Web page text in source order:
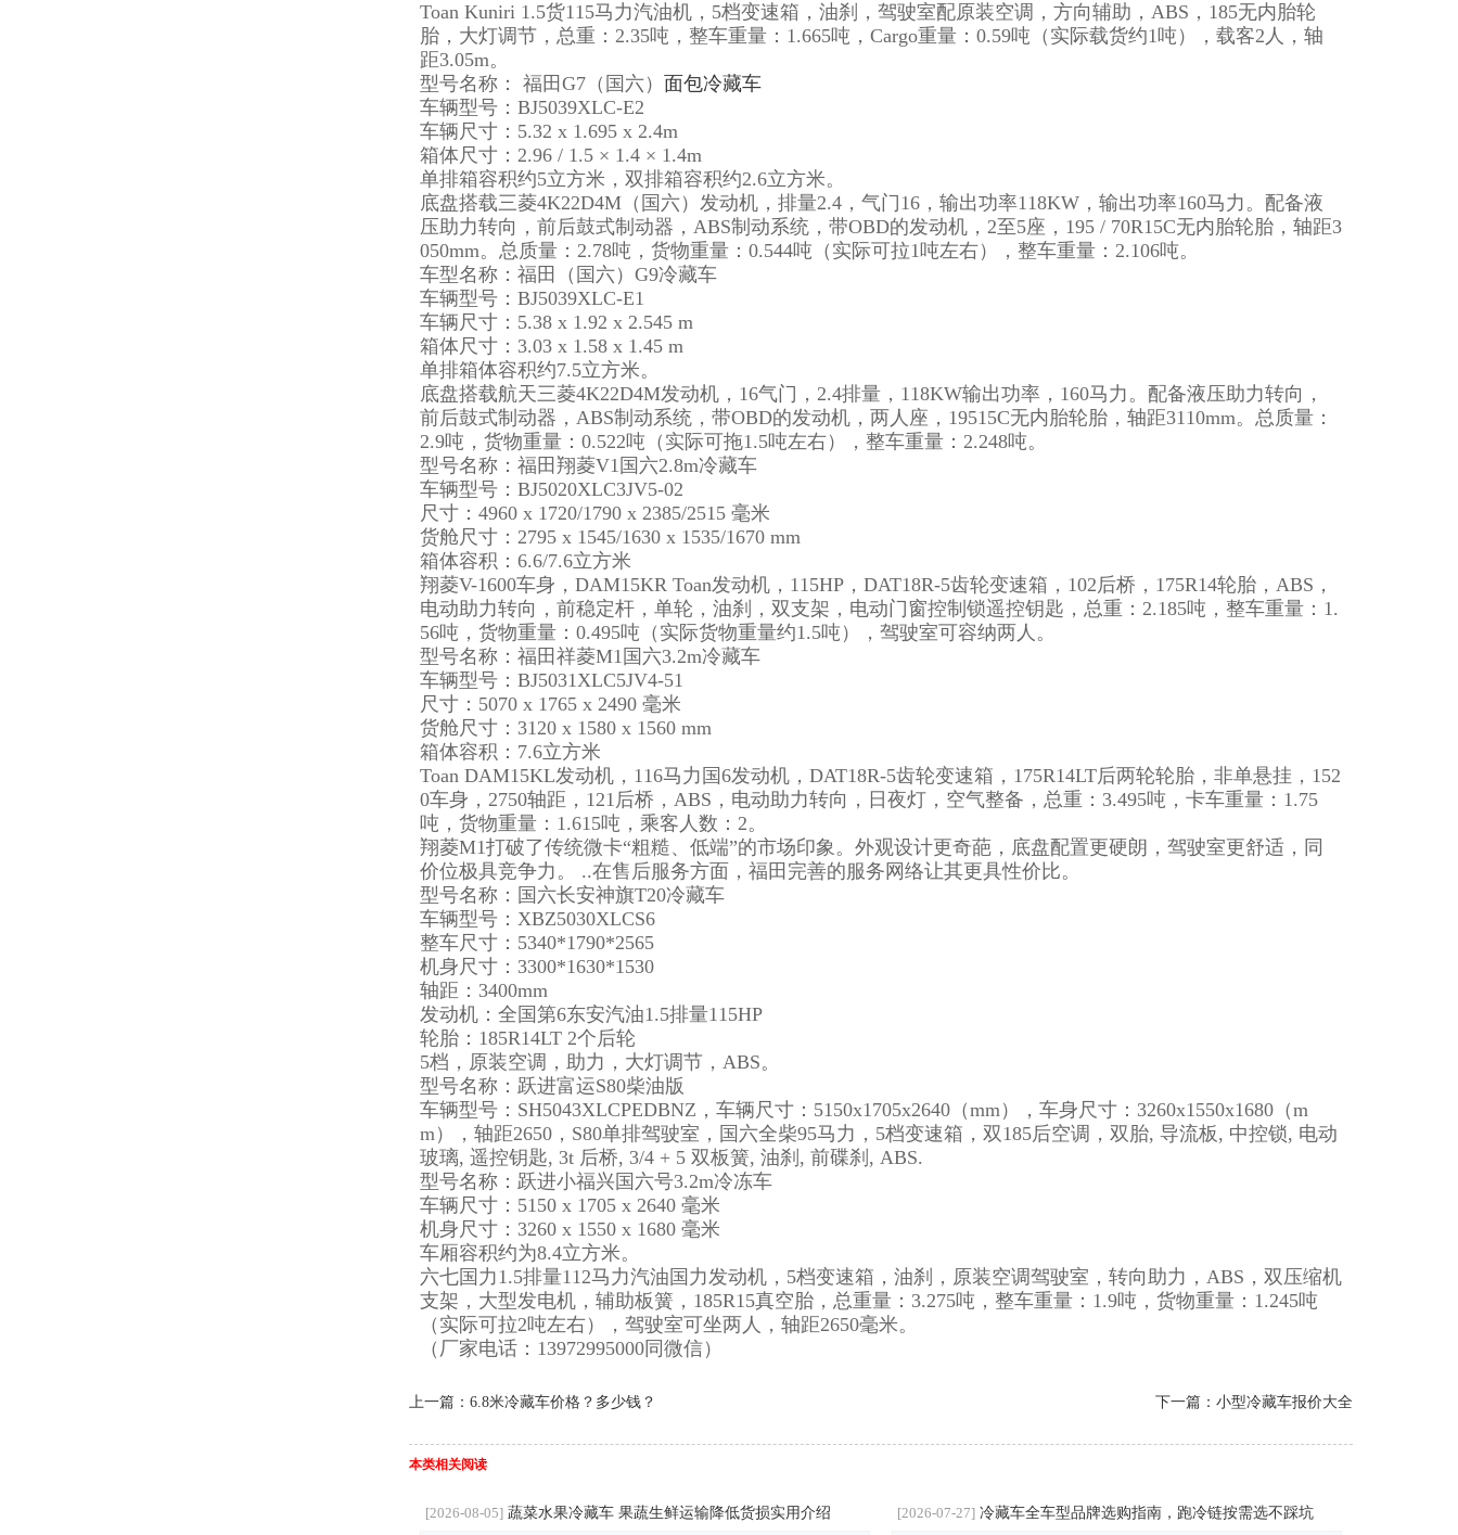
Toan Kuniri 1.5货115马力汽油机，5档变速箱，油刹，驾驶室配原装空调，方向辅助，ABS，185无内胎轮
胎，大灯调节，总重：2.35吨，整车重量：1.665吨，Cargo重量：0.59吨（实际载货约1吨），载客2人，轴
距3.05m。
型号名称： 福田G7（国六） 面包冷藏车
车辆型号：BJ5039XLC-E2
车辆尺寸：5.32 x 1.695 x 2.4m
箱体尺寸：2.96 / 1.5 × 1.4 × 1.4m
单排箱容积约5立方米，双排箱容积约2.6立方米。
底盘搭载三菱4K22D4M（国六）发动机，排量2.4，气门16，输出功率118KW，输出功率160马力。配备液
压助力转向，前后鼓式制动器，ABS制动系统，带OBD的发动机，2至5座，195 / 70R15C无内胎轮胎，轴距3
050mm。总质量：2.78吨，货物重量：0.544吨（实际可拉1吨左右），整车重量：2.106吨。
车型名称：福田（国六）G9冷藏车
车辆型号：BJ5039XLC-E1
车辆尺寸：5.38 x 1.92 x 2.545 m
箱体尺寸：3.03 x 1.58 x 1.45 m
单排箱体容积约7.5立方米。
底盘搭载航天三菱4K22D4M发动机，16气门，2.4排量，118KW输出功率，160马力。配备液压助力转向，
前后鼓式制动器，ABS制动系统，带OBD的发动机，两人座，19515C无内胎轮胎，轴距3110mm。总质量：
2.9吨，货物重量：0.522吨（实际可拖1.5吨左右），整车重量：2.248吨。
型号名称：福田翔菱V1国六2.8m冷藏车
车辆型号：BJ5020XLC3JV5-02
尺寸：4960 x 1720/1790 x 2385/2515 毫米
货舱尺寸：2795 x 1545/1630 x 1535/1670 mm
箱体容积：6.6/7.6立方米
翔菱V-1600车身，DAM15KR Toan发动机，115HP，DAT18R-5齿轮变速箱，102后桥，175R14轮胎，ABS，
电动助力转向，前稳定杆，单轮，油刹，双支架，电动门窗控制锁遥控钥匙，总重：2.185吨，整车重量：1.
56吨，货物重量：0.495吨（实际货物重量约1.5吨），驾驶室可容纳两人。
型号名称：福田祥菱M1国六3.2m冷藏车
车辆型号：BJ5031XLC5JV4-51
尺寸：5070 x 1765 x 2490 毫米
货舱尺寸：3120 x 1580 x 1560 mm
箱体容积：7.6立方米
Toan DAM15KL发动机，116马力国6发动机，DAT18R-5齿轮变速箱，175R14LT后两轮轮胎，非单悬挂，152
0车身，2750轴距，121后桥，ABS，电动助力转向，日夜灯，空气整备，总重：3.495吨，卡车重量：1.75
吨，货物重量：1.615吨，乘客人数：2。
翔菱M1打破了传统微卡“粗糙、低端”的市场印象。外观设计更奇葩，底盘配置更硬朗，驾驶室更舒适，同
价位极具竞争力。 ..在售后服务方面，福田完善的服务网络让其更具性价比。
型号名称：国六长安神旗T20冷藏车
车辆型号：XBZ5030XLCS6
整车尺寸：5340*1790*2565
机身尺寸：3300*1630*1530
轴距：3400mm
发动机：全国第6东安汽油1.5排量115HP
轮胎：185R14LT 2个后轮
5档，原装空调，助力，大灯调节，ABS。
型号名称：跃进富运S80柴油版
车辆型号：SH5043XLCPEDBNZ，车辆尺寸：5150x1705x2640（mm），车身尺寸：3260x1550x1680（m
m），轴距2650，S80单排驾驶室，国六全柴95马力，5档变速箱，双185后空调，双胎, 导流板, 中控锁, 电动
玻璃, 遥控钥匙, 3t 后桥, 3/4 + 5 双板簧, 油刹, 前碟刹, ABS.
型号名称：跃进小福兴国六号3.2m冷冻车
车辆尺寸：5150 x 1705 x 2640 毫米
机身尺寸：3260 x 1550 x 1680 毫米
车厢容积约为8.4立方米。
六七国力1.5排量112马力汽油国力发动机，5档变速箱，油刹，原装空调驾驶室，转向助力，ABS，双压缩机
支架，大型发电机，辅助板簧，185R15真空胎，总重量：3.275吨，整车重量：1.9吨，货物重量：1.245吨
（实际可拉2吨左右），驾驶室可坐两人，轴距2650毫米。
（厂家电话：13972995000同微信）
上一篇： 6.8米冷藏车价格？多少钱？ 下一篇： 小型冷藏车报价大全
本类相关阅读
[2026-08-05] 蔬菜水果冷藏车 果蔬生鲜运输降低货损实用介绍 [2026-07-27] 冷藏车全车型品牌选购指南，跑冷链按需选不踩坑